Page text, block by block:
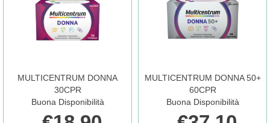
CELL AL 40CPS AL
MULTICENTRUM DONNA
30CPR
Buona Disponibilità
MULTICENTRUM DONNA 50+
60CPR
Buona Disponibilità